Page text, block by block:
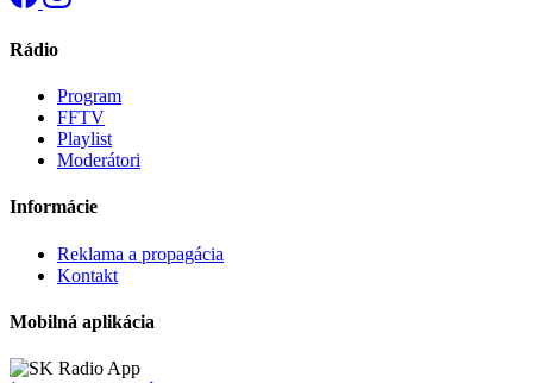
Rádio
Program
FFTV
Playlist
Moderátori
Informácie
Reklama a propagácia
Kontakt
Mobilná aplikácia